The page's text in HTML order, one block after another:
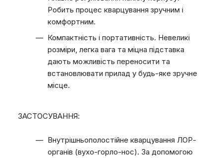
Робить процес кварцування зручним і
комфортним.
Компактність і портативність. Невеликі
розміри, легка вага та міцна підставка
дають можливість переносити та
встановлювати прилад у будь-яке зручне
місце.
ЗАСТОСУВАННЯ:
Внутрішньополостійне кварцування ЛОР-
органів (вухо-горло-нос). За допомогою